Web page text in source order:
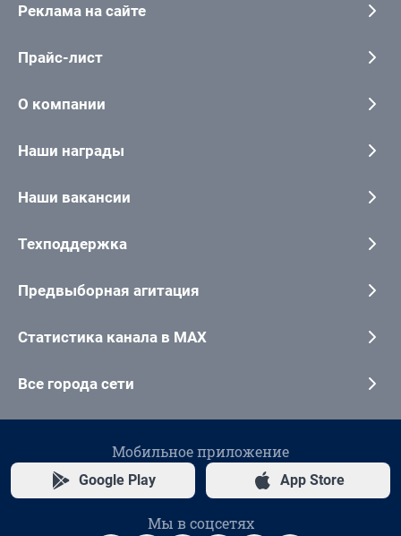
Реклама на сайте
Прайс-лист
О компании
Наши награды
Наши вакансии
Техподдержка
Предвыборная агитация
Статистика канала в MAX
Все города сети
Мобильное приложение
Google Play App Store
Мы в соцсетях